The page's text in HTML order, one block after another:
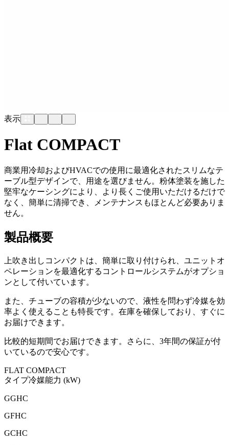
表示
Flat COMPACT
商業用冷却およびHVACでの使用に最適化されたスリムなテ
ーブル型デザインで、用途を選びません。粉体塗装を施した
堅牢なケーシングにより、より長くご使用いただけるだけで
なく、簡単に清掃でき、メンテナンスもほとんど必要ありま
せん。
製品概要
上吹き出しコンパクトは、簡単に取り付けられ、ユニットオ
ペレーションを最適化するコントロールシステムがオプショ
ンとして付いています。
また、チューブの容積が少ないので、液性を問わず冷媒を効
率よく使えることも特長です。在庫を確保しており、すぐに
お届けできます。
比較的短期間でお届けできます。さらに、3年間の保証が付
いているので安心です。
FLAT COMPACT
タイプ冷媒能力 (kW)
GGHC
GFHC
GCHC